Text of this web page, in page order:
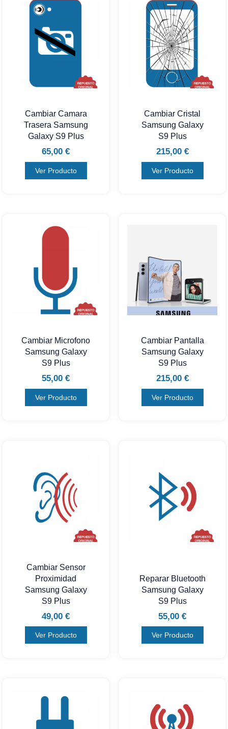
Cambiar Camara
Trasera Samsung
Galaxy S9 Plus
65,00 €
Ver Producto
Cambiar Cristal
Samsung Galaxy
S9 Plus
215,00 €
Ver Producto
Cambiar Microfono
Samsung Galaxy
S9 Plus
55,00 €
Ver Producto
Cambiar Pantalla
Samsung Galaxy
S9 Plus
215,00 €
Ver Producto
Cambiar Sensor
Proximidad
Samsung Galaxy
S9 Plus
49,00 €
Ver Producto
Reparar Bluetooth
Samsung Galaxy
S9 Plus
55,00 €
Ver Producto